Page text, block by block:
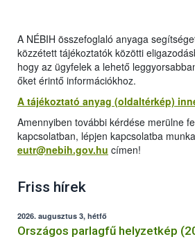
A NÉBIH összefoglaló anyaga
közzétett tájékoztatók közötti
hogy az ügyfelek a lehető
őket érintő információkhoz.
A tájékoztató anyag (oldaltérkép)
Amennyiben további kérdése merülne
kapcsolatban, lépjen kapcsolatba
eutr@nebih.gov.hu címen!
Friss hírek
2026. augusztus 3, hétfő
Országos parlagfű helyzetkép